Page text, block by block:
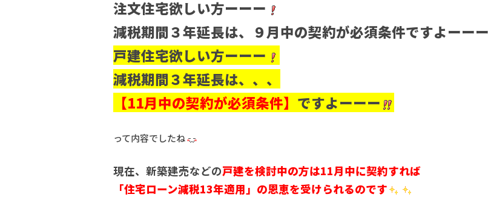
注文住宅欲しい方ーーー
減税期間３年延長は、９月中の契約が必須条件ですよーーー
戸建住宅欲しい方ーーー
減税期間３年延長は、、、
【11月中の契約が必須条件】 ですよーーー
って内容でしたね
現在、新築建売などの戸建を検討中の方は11月中に契約すれば
「住宅ローン減税13年適用」の恩恵を受けられるのです